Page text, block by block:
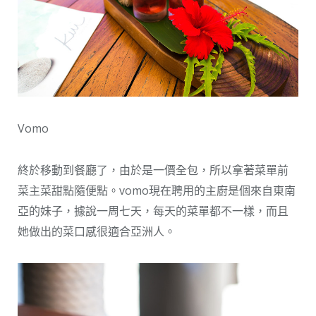
Vomo
終於移動到餐廳了，由於是一價全包，所以拿著菜單前
菜主菜甜點隨便點。vomo現在聘用的主廚是個來自東南
亞的妹子，據說一周七天，每天的菜單都不一樣，而且
她做出的菜口感很適合亞洲人。